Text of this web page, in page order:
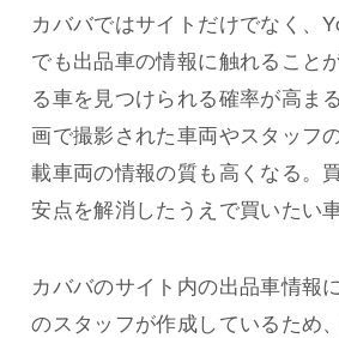
カババではサイトだけでなく、
でも出品車の情報に触れること
る車を見つけられる確率が高ま
画で撮影された車両やスタッフ
載車両の情報の質も高くなる。
安点を解消したうえで買いたい
カババのサイト内の出品車情報
のスタッフが作成しているため